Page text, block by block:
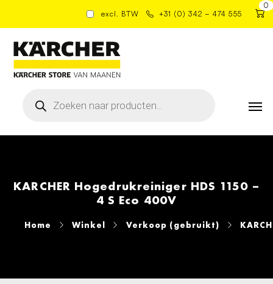
excl. BTW +31 (0) 342 – 474 555
0
zoeken
KARCHER Hogedrukreiniger HDS 1150 –
4 S Eco 400V
Home Winkel Verkoop (gebruikt)